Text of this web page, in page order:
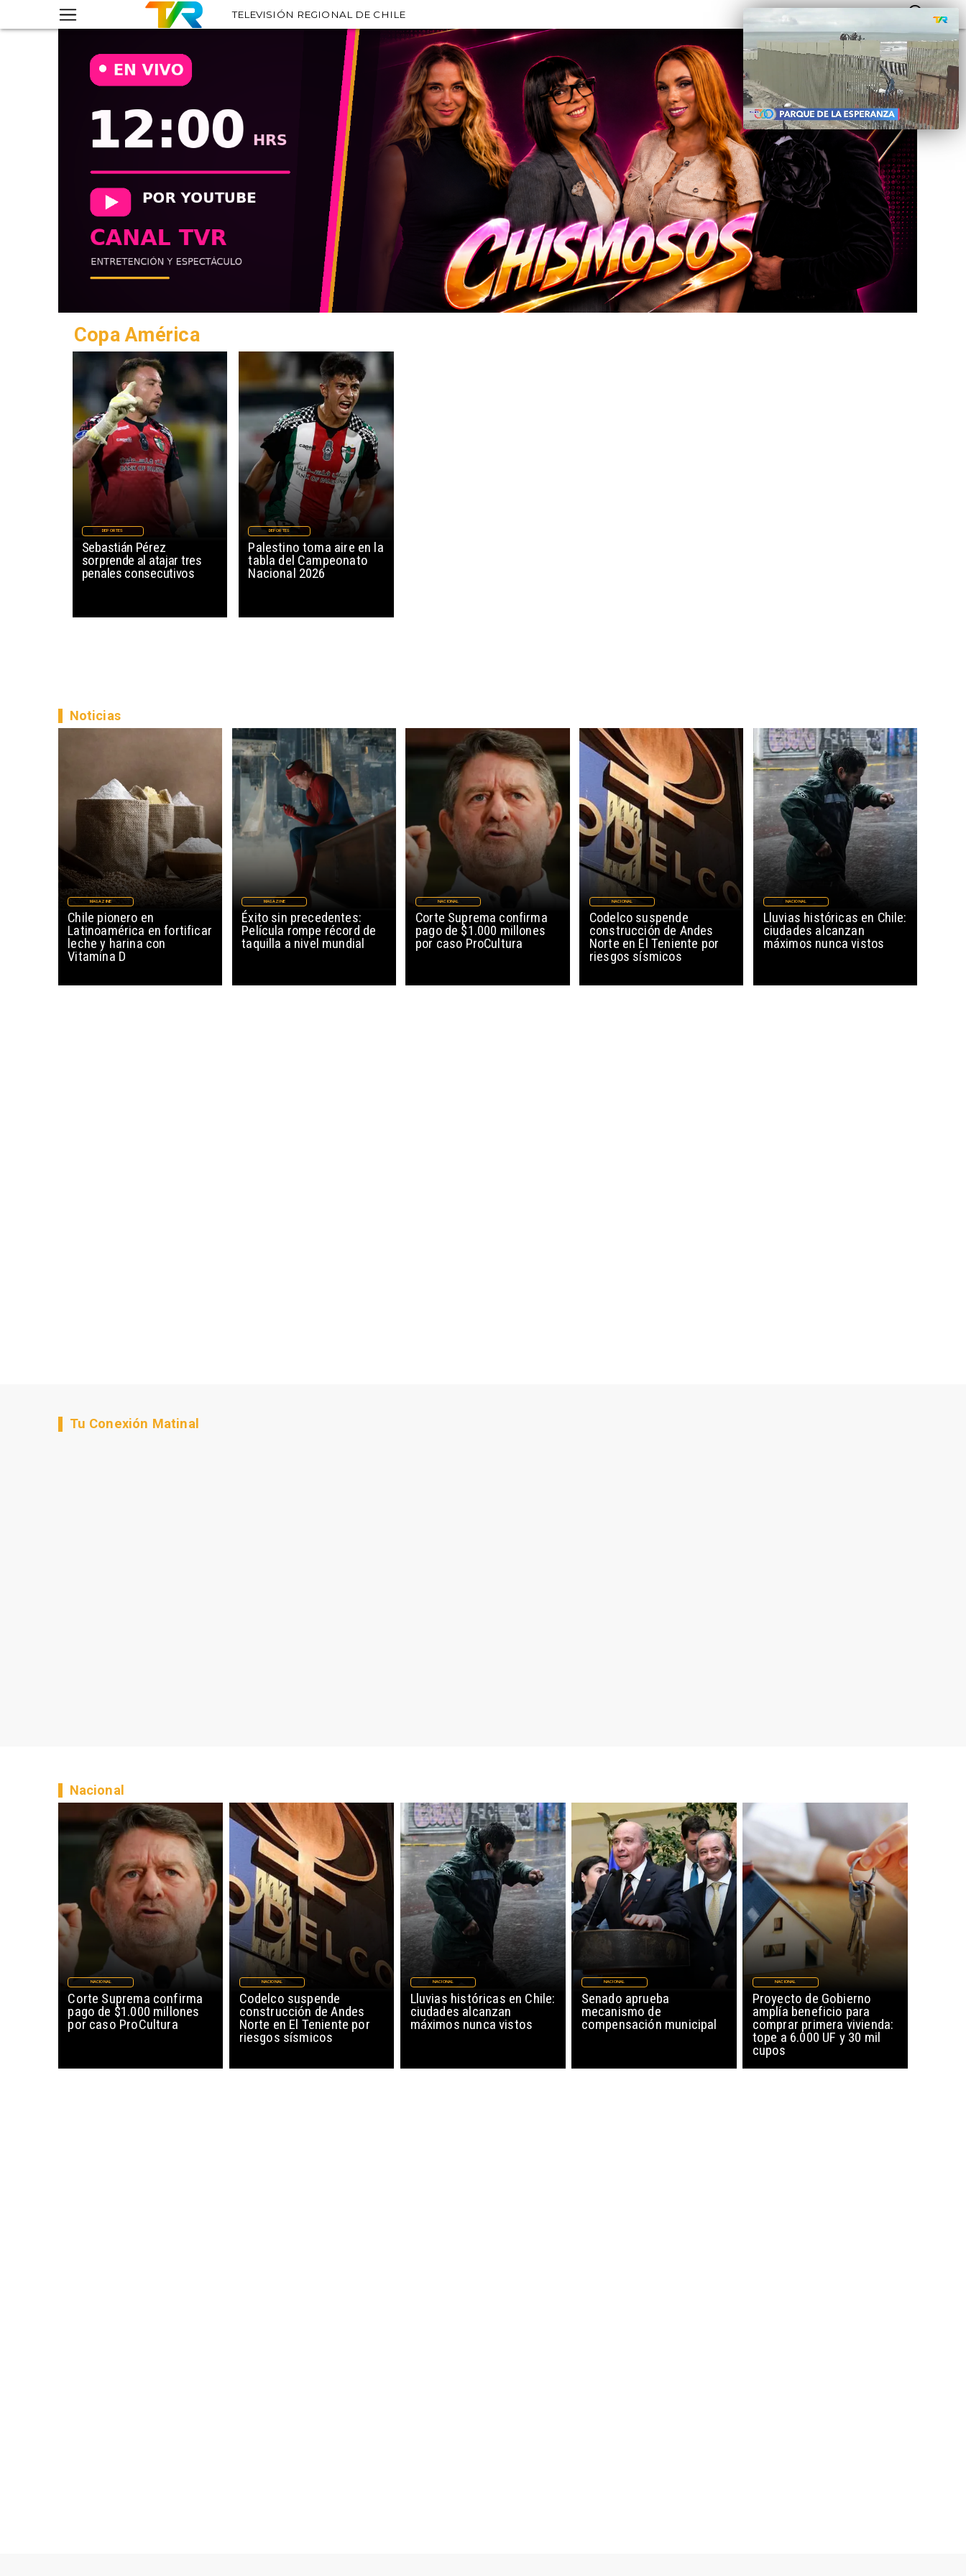
TELEVISIÓN REGIONAL DE CHILE
Copa América
Sebastián Pérez
sorprende al atajar tres
penales consecutivos
DEPORTES
Palestino toma aire en la
tabla del Campeonato
Nacional 2026
DEPORTES
Chile pionero en
Latinoamérica en fortificar
leche y harina con
Vitamina D
MAGAZINE
Noticias
Éxito sin precedentes:
Película rompe récord de
taquilla a nivel mundial
MAGAZINE
Corte Suprema confirma
pago de $1.000 millones
por caso ProCultura
NACIONAL
Codelco suspende
construcción de Andes
Norte en El Teniente por
riesgos sísmicos
NACIONAL
Lluvias históricas en Chile:
ciudades alcanzan
máximos nunca vistos
NACIONAL
Tu Conexión Matinal
Corte Suprema confirma
pago de $1.000 millones
por caso ProCultura
NACIONAL
Codelco suspende
construcción de Andes
Norte en El Teniente por
riesgos sísmicos
NACIONAL
Lluvias históricas en Chile:
ciudades alcanzan
máximos nunca vistos
NACIONAL
Senado aprueba
mecanismo de
compensación municipal
NACIONAL
Proyecto de Gobierno
amplía beneficio para
comprar primera vivienda:
tope a 6.000 UF y 30 mil
cupos
NACIONAL
Nacional